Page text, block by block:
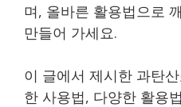
며, 올바른 활용법으로
만들어 가세요.
이 글에서 제시한 과탄
한 사용법, 다양한 활용